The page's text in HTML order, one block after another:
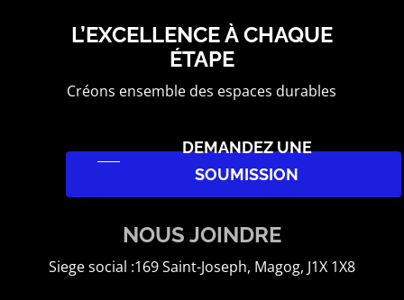
L’EXCELLENCE À CHAQUE
ÉTAPE
Créons ensemble des espaces durables
DEMANDEZ UNE
SOUMISSION
NOUS JOINDRE
Siege social :169 Saint-Joseph, Magog, J1X 1X8